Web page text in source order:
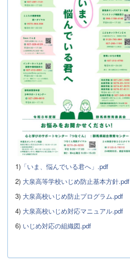
1) 「いま、悩んでいる君へ」.pdf
2) 大泉高等学校いじめ防止基本方針.pdf
3) 大泉高校いじめ防止プログラム.pdf
4) 大泉高校いじめ対応マニュアル.pdf
6) いじめ対応の組織図.pdf